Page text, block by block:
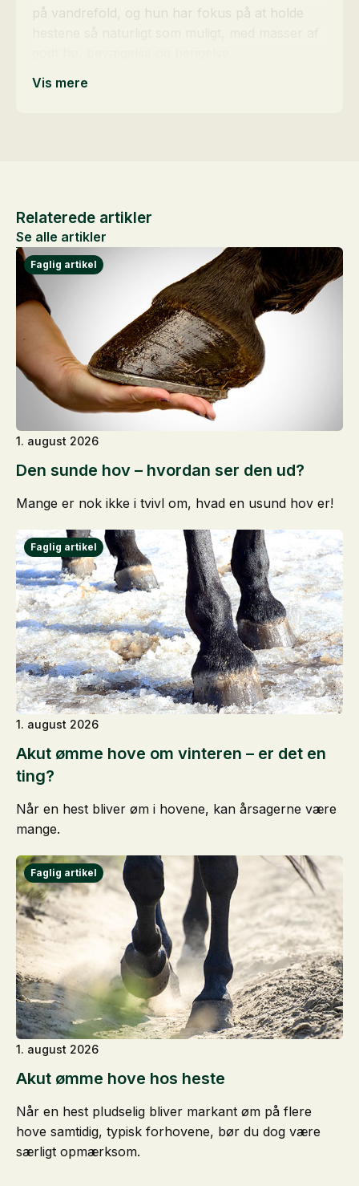
på vandrefold, og hun har fokus på at holde
Vis mere
Relaterede artikler
Se alle artikler
Den sunde hov – hvordan ser den ud?
1. august 2026
Mange er nok ikke i tvivl om, hvad en usund hov er!
Akut ømme hove om vinteren – er det en
ting?
1. august 2026
Når en hest bliver øm i hovene, kan årsagerne være
mange.
Akut ømme hove hos heste
1. august 2026
Når en hest pludselig bliver markant øm på flere
hove samtidig, typisk forhovene, bør du dog være
særligt opmærksom.